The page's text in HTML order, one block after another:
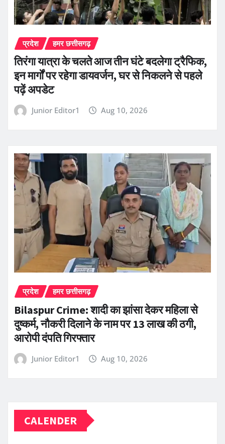
प्रदेश हमर छत्तीसगढ़
तिरंगा यात्रा के चलते आज तीन घंटे बदलेगा ट्रैफिक,
इन मार्गों पर रहेगा डायवर्जन, घर से निकलने से पहले
पढ़ें अपडेट
Junior Editor1 Aug 10, 2026
प्रदेश हमर छत्तीसगढ़
Bilaspur Crime: शादी का झांसा देकर महिला से
दुष्कर्म, नौकरी दिलाने के नाम पर 13 लाख की ठगी,
आरोपी दंपति गिरफ्तार
Junior Editor1 Aug 10, 2026
CALENDER